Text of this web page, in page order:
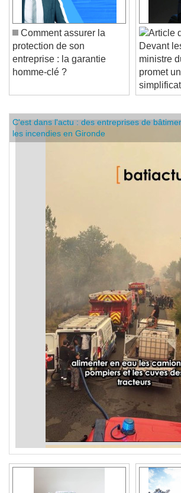
Comment assurer la
protection de son
entreprise : la garantie
Devant
ministre
promet
C'est dans l'actu : des entreprises de
les incendies en Gironde